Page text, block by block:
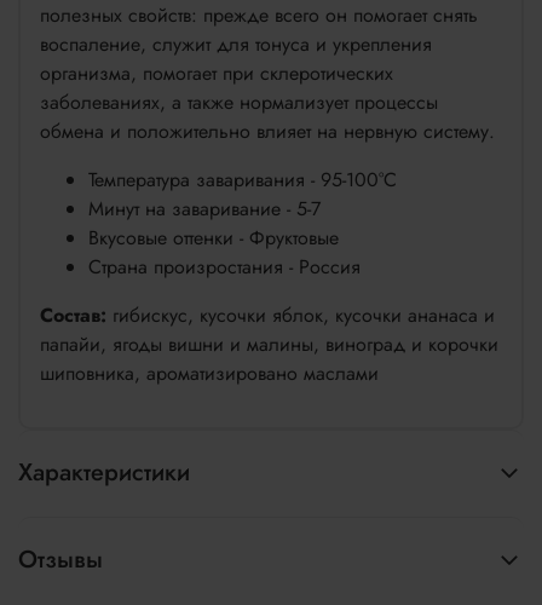
полезных свойств: прежде всего он помогает снять
воспаление, служит для тонуса и укрепления
организма, помогает при склеротических
заболеваниях, а также нормализует процессы
обмена и положительно влияет на нервную систему.
Температура заваривания - 95-100°С
Минут на заваривание - 5-7
Вкусовые оттенки - Фруктовые
Страна произростания - Россия
Состав: гибискус, кусочки яблок, кусочки ананаса и
папайи, ягоды вишни и малины, виноград и корочки
шиповника, ароматизировано маслами
Характеристики
Отзывы